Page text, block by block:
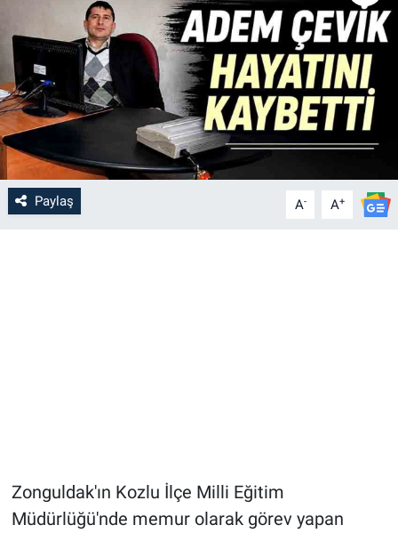
Paylaş A- A+
Zonguldak'ın Kozlu İlçe Milli Eğitim
Müdürlüğü'nde memur olarak görev yapan